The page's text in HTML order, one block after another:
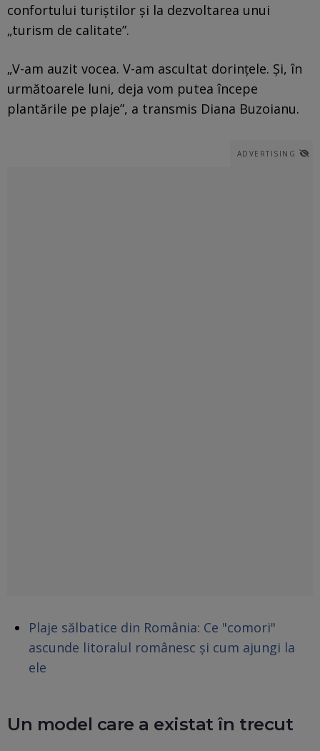
confortului turiștilor și la dezvoltarea unui
„turism de calitate”.
„V-am auzit vocea. V-am ascultat dorințele. Și, în
următoarele luni, deja vom putea începe
plantările pe plaje”, a transmis Diana Buzoianu.
ADVERTISING
Plaje sălbatice din România: Ce "comori"
ascunde litoralul românesc și cum ajungi la
ele
Un model care a existat în trecut